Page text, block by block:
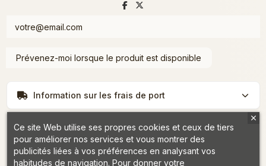
Information sur les frais de port
Ce site Web utilise ses propres cookies et ceux de tiers
pour améliorer nos services et vous montrer des
publicités liées à vos préférences en analysant vos
habitudes de navigation. Pour donner votre